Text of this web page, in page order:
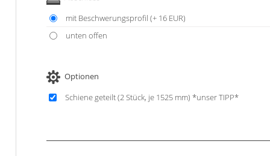
mit Beschwerungsprofil (+ 16 EUR)
unten offen
Optionen
Schiene geteilt(2 Stück, je 1525 mm) *unser TIPP*